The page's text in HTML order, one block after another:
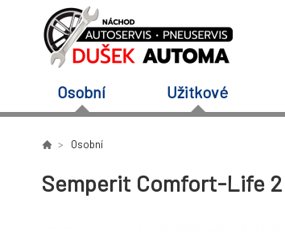
Osobní Užitkové
Osobní
Semperit Comfort-Life 2